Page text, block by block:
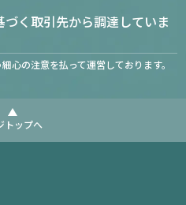
く取引先から調達していま
心の注意を払って運営しております。
トップへ